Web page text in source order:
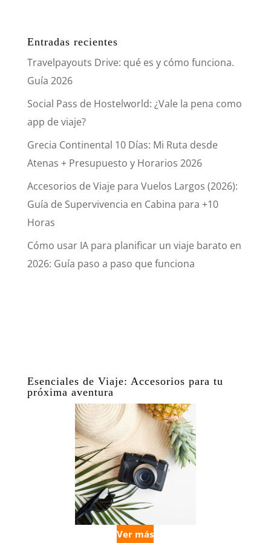
Entradas recientes
Travelpayouts Drive: qué es y cómo funciona.
Guía 2026
Social Pass de Hostelworld: ¿Vale la pena como
app de viaje?
Grecia Continental 10 Días: Mi Ruta desde
Atenas + Presupuesto y Horarios 2026
Accesorios de Viaje para Vuelos Largos (2026):
Guía de Supervivencia en Cabina para +10
Horas
Cómo usar IA para planificar un viaje barato en
2026: Guía paso a paso que funciona
Esenciales de Viaje: Accesorios para tu
próxima aventura
Ver más